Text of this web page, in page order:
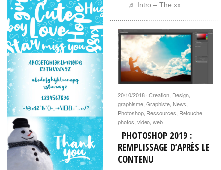
♬ Intro – The xx
20/10/2018 · Creation, Design,
graphisme, Graphiste, News,
Photoshop, Ressources, Retouche
photos, video, web
PHOTOSHOP 2019 :
REMPLISSAGE D’APRÈS LE
CONTENU